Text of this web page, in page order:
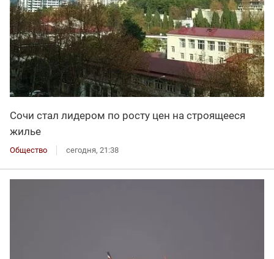
Сочи стал лидером по росту цен на строящееся
жилье
Общество сегодня, 21:38